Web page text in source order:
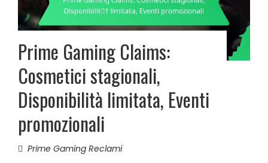
Prime Gaming Claims:
Cosmetici stagionali,
Disponibilità limitata, Eventi
promozionali
Prime Gaming Reclami